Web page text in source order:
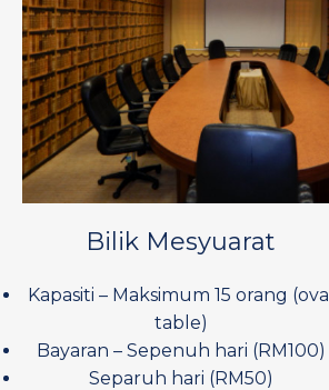
Bilik Mesyuarat
Kapasiti – Maksimum 15 orang (oval
table)
Bayaran – Sepenuh hari (RM100)
Separuh hari (RM50)